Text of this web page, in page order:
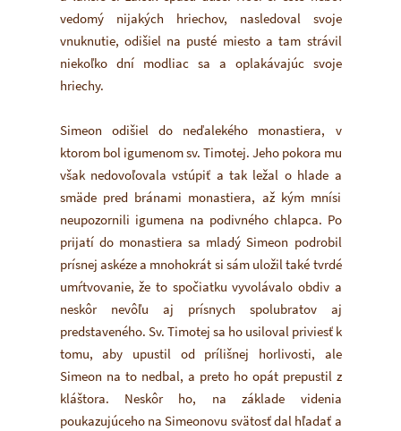
vedomý nijakých hriechov, nasledoval svoje
vnuknutie, odišiel na pusté miesto a tam strávil
niekoľko dní modliac sa a oplakávajúc svoje
hriechy.
Simeon odišiel do neďalekého monastiera, v
ktorom bol igumenom sv. Timotej. Jeho pokora mu
však nedovoľovala vstúpiť a tak ležal o hlade a
smäde pred bránami monastiera, až kým mnísi
neupozornili igumena na podivného chlapca. Po
prijatí do monastiera sa mladý Simeon podrobil
prísnej askéze a mnohokrát si sám uložil také tvrdé
umŕtvovanie, že to spočiatku vyvolávalo obdiv a
neskôr nevôľu aj prísnych spolubratov aj
predstaveného. Sv. Timotej sa ho usiloval priviesť k
tomu, aby upustil od prílišnej horlivosti, ale
Simeon na to nedbal, a preto ho opát prepustil z
kláštora. Neskôr ho, na základe videnia
poukazujúceho na Simeonovu svätosť dal hľadať a